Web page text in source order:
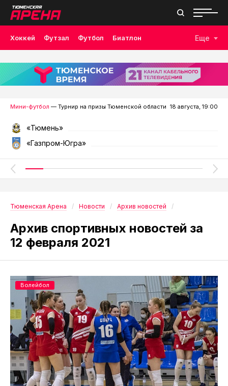
Хоккей Футзал Футбол Биатлон
Лыжные гонки Волейбол Плавание Дзюдо
Скалолазание Велоспорт Бокс
Еще
Мини-футбол — Турнир на призы Тюменской области 18 августа, 19:00
«Тюмень»
«Газпром-Югра»
Тюменская Арена Новости Архив новостей
Архив спортивных новостей за
12 февраля 2021
Волейбол